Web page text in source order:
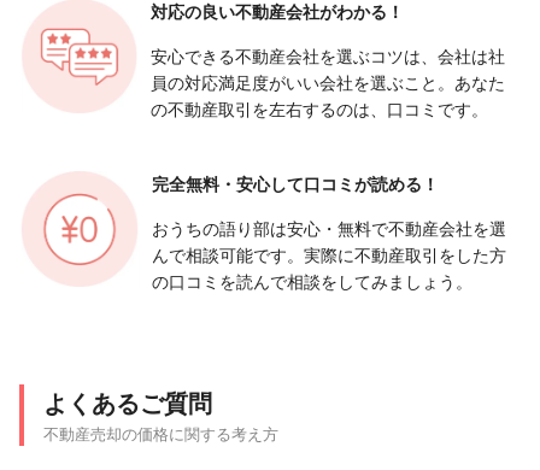
対応の良い不動産会社がわかる！
安心できる不動産会社を選ぶコツは、会社は社
員の対応満足度がいい会社を選ぶこと。あなた
の不動産取引を左右するのは、口コミです。
完全無料・安心して口コミが読める！
おうちの語り部は安心・無料で不動産会社を選
んで相談可能です。実際に不動産取引をした方
の口コミを読んで相談をしてみましょう。
よくあるご質問
不動産売却の価格に関する考え方